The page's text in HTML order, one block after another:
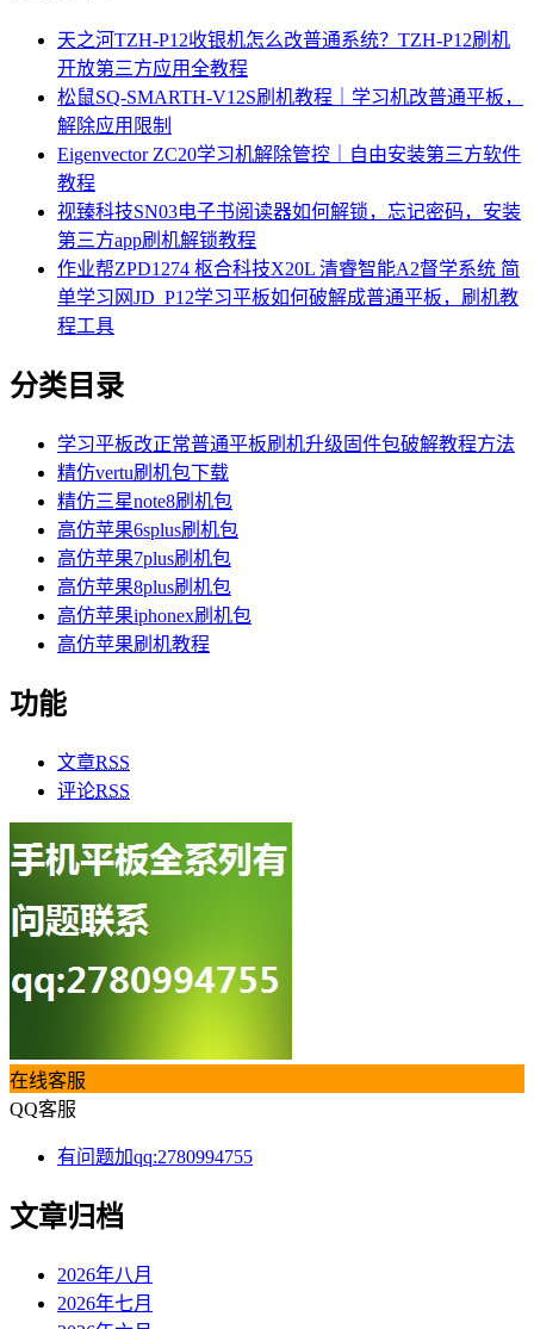
天之河TZH-P12收银机怎么改普通系统？TZH-P12刷机
开放第三方应用全教程
松鼠SQ-SMARTH-V12S刷机教程｜学习机改普通平板，
解除应用限制
Eigenvector ZC20学习机解除管控｜自由安装第三方软件
教程
视臻科技SN03电子书阅读器如何解锁，忘记密码，安装
第三方app刷机解锁教程
作业帮ZPD1274 枢合科技X20L 清睿智能A2督学系统 简
单学习网JD_P12学习平板如何破解成普通平板，刷机教
程工具
分类目录
学习平板改正常普通平板刷机升级固件包破解教程方法
精仿vertu刷机包下载
精仿三星note8刷机包
高仿苹果6splus刷机包
高仿苹果7plus刷机包
高仿苹果8plus刷机包
高仿苹果iphonex刷机包
高仿苹果刷机教程
功能
文章RSS
评论RSS
在线客服
QQ客服
有问题加qq:2780994755
文章归档
2026年八月
2026年七月